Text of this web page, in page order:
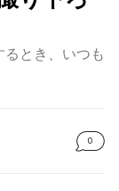
とき、いつも
0